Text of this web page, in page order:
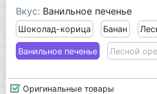
Вкус: Ванильное печенье
Шоколад-корица Банан
Ванильное печенье Лесной
Оригинальные товары